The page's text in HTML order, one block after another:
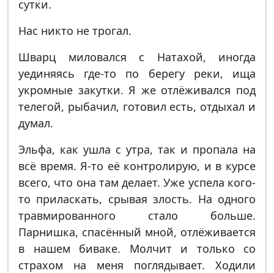
сутки.
Нас никто не трогал.
Шварц миловался с Натахой, иногда
уединяясь где-то по берегу реки, ища
укромные закутки. Я же отлёживался под
телегой, рыбачил, готовил есть, отдыхал и
думал.
Эльфа, как ушла с утра, так и пропала на
всё время. Я-то её контролирую, и в курсе
всего, что она там делает. Уже успела кого-
то приласкать, срывая злость. На одного
травмированного стало больше.
Парнишка, спасённый мной, отлёживается
в нашем биваке. Молчит и только со
страхом на меня поглядывает. Ходили